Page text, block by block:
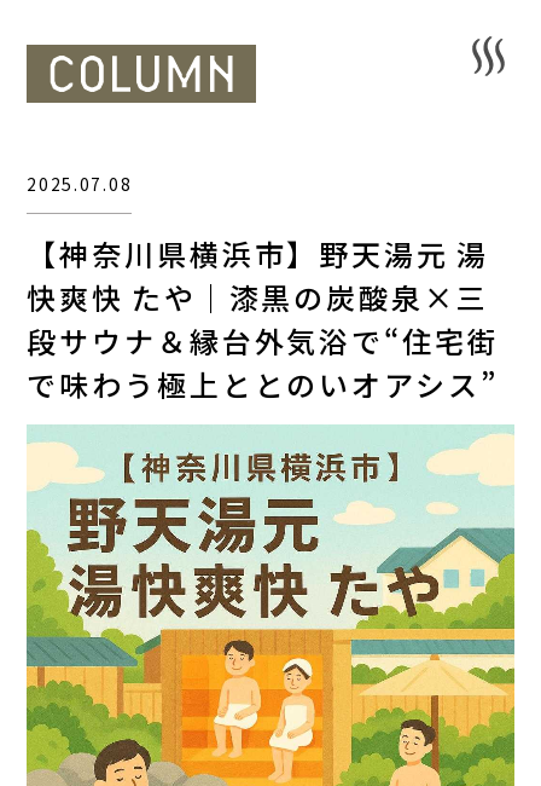
TOP
サウナ
【神奈川県横浜市】野天湯元 湯
快爽快 たや｜漆黒の炭酸泉×三
段サウナ＆縁台外気浴で“住宅街
で味わう極上ととのいオアシス”
2025.07.08